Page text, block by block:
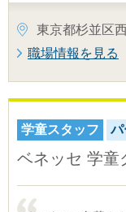
東京都杉並区
職場情報を見る
学童スタッフ パ
ベネッセ 学童